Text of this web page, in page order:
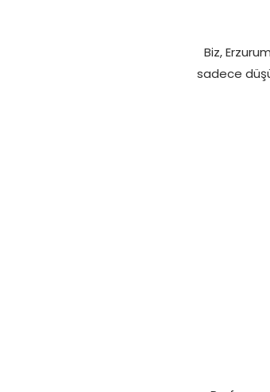
Biz,
sadece